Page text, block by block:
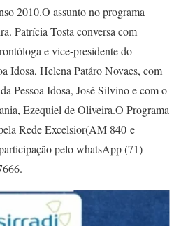
2010.O assunto no programa
Patrícia Tosta conversa com
e vice-presidente do
Idosa, Helena Patáro Novaes, com
Pessoa Idosa, José Silvino e com o
Ezequiel de Oliveira.O Programa
Rede Excelsior(AM 840 e
pelo whatsApp (71)